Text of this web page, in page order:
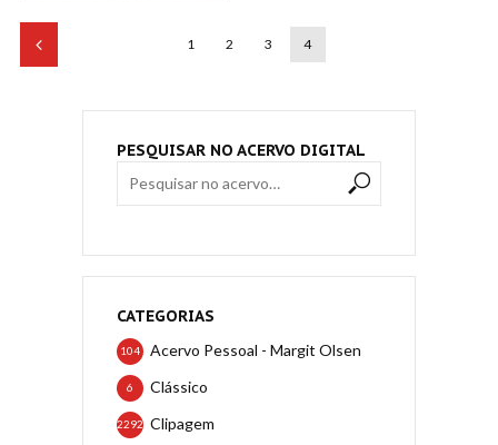
1 2 3 4
PESQUISAR NO ACERVO DIGITAL
CATEGORIAS
Acervo Pessoal - Margit Olsen
104
Clássico
6
Clipagem
2292